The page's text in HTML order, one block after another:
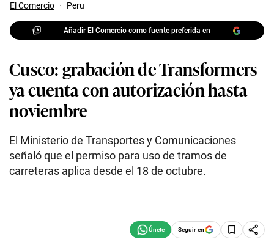
El Comercio · Peru
Añadir El Comercio como fuente preferida en
Cusco: grabación de Transformers
ya cuenta con autorización hasta
noviembre
El Ministerio de Transportes y Comunicaciones
señaló que el permiso para uso de tramos de
carreteras aplica desde el 18 de octubre.
Seguir en